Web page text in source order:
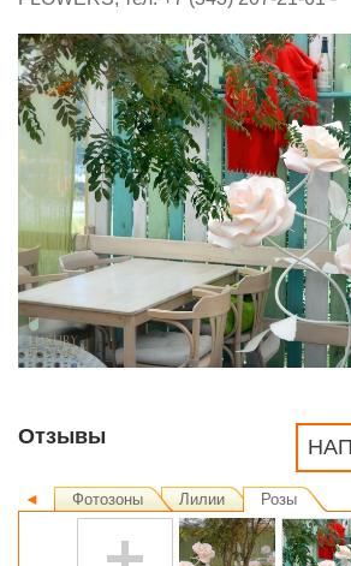
Отзывы
◄ Фотозоны Лилии Розы